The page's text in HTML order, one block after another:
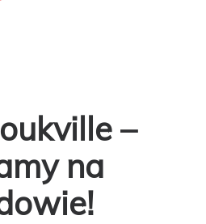
–
na